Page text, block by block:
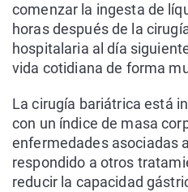
comenzar la ingesta de
horas después de la
hospitalaria al día
vida cotidiana de forma
La cirugía bariátrica está
con un índice de masa
enfermedades asociadas
respondido a otros
reducir la capacidad